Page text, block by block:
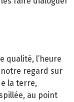
qualité, l’heure
regard sur
la terre,
au point